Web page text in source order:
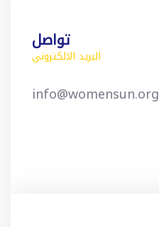
تواصل
البريد الالكتروني
info@womensun.org